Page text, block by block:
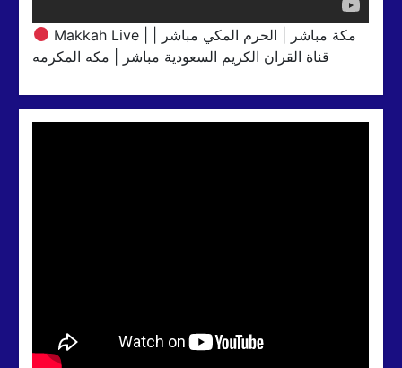
Makkah Live | مكة مباشر | الحرم المكي مباشر |
قناة القران الكريم السعودية مباشر | مكه المكرمه